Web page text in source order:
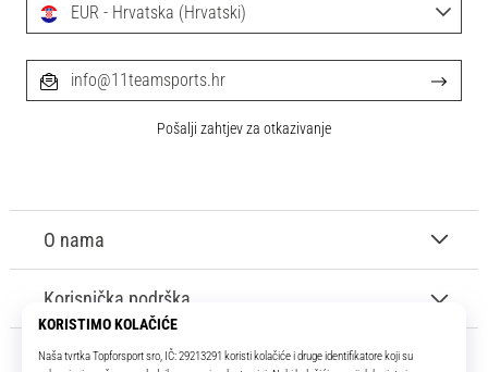
O nama
Korisnička podrška
EUR - Hrvatska (Hrvatski)
info@11teamsports.hr
Pošalji zahtjev za otkazivanje